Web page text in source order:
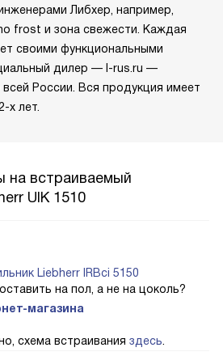
Либхер, например,
frost и зона свежести. Каждая
своими функциональными
дилер — l-rus.ru —
России. Вся продукция имеет
х лет.
на встраиваемый
UIK 1510
Liebherr IRBci 5150
на пол, а не на цоколь?
магазина
схема встраивания здесь.